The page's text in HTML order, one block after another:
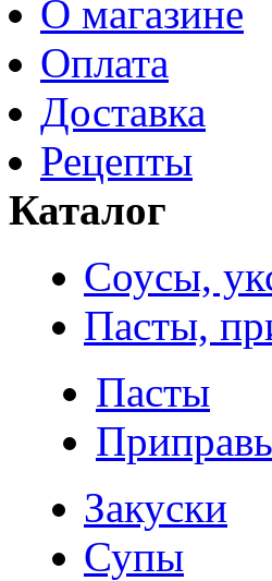
О магазине
Оплата
Доставка
Рецепты
Каталог
Соусы,
Пасты,
Пасты
Закуски
Супы